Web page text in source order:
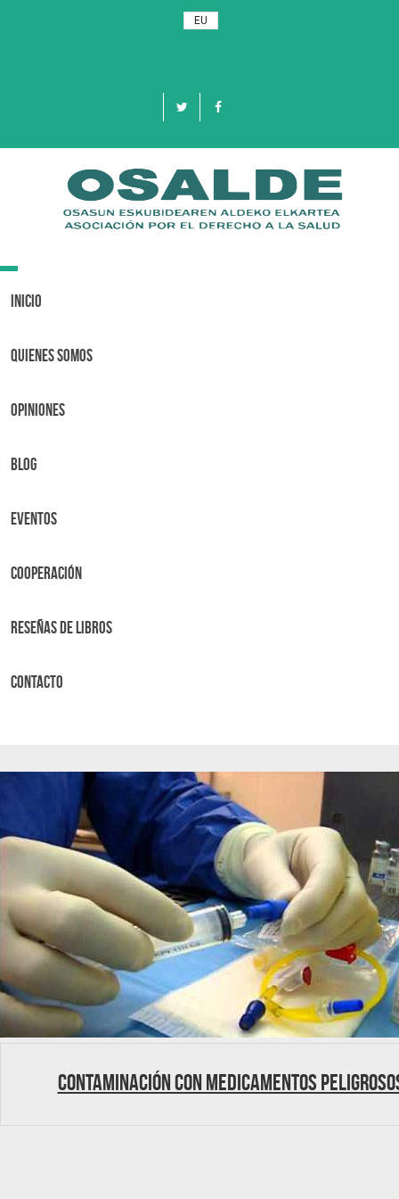
EU
Toggle
Inicio
Quienes Somos
OPINIONES
BLOG
Eventos
Cooperación
Reseñas de libros
Contacto
Contaminación con medicamentos